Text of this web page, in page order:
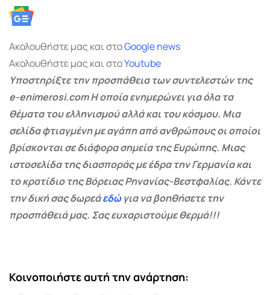
Ακολουθήστε μας και στοGooglenews
Ακολουθήστε μας και στοYoutube
Υποστηρίξτε την προσπάθεια των συντελεστών της
e-enimerosi.com Η οποία ενημερώνει για όλα τα
θέματα του ελληνισμού αλλά και του κόσμου. Μια
σελίδα φτιαγμένη με αγάπη από ανθρώπους οι οποίοι
βρίσκονται σε διάφορα σημεία της Ευρώπης. Μιας
ιστοσελίδα της διασποράς με έδρα την Γερμανία και
το κρατίδιο της Βόρειας Ρηνανίας-Βεστφαλίας. Κάντε
την δική σας δωρεάεδώγια να βοηθήσετε την
προσπάθειά μας. Σας ευχαριστούμε θερμά!!!
Κοινοποιήστε αυτή την ανάρτηση: